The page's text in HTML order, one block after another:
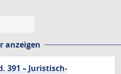
anzeigen
391 – Juristisch-